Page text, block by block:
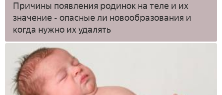
Причины появления родинок на теле и их
значение - опасные ли новообразования и
когда нужно их удалять